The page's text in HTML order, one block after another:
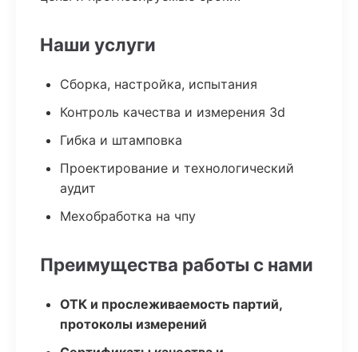
Наши услуги
Сборка, настройка, испытания
Контроль качества и измерения 3d
Гибка и штамповка
Проектирование и технологический
аудит
Мехобработка на чпу
Преимущества работы с нами
ОТК и прослеживаемость партий,
протоколы измерений